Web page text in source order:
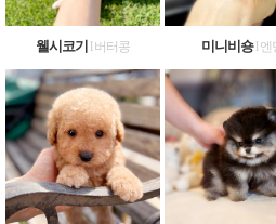
웰시코기 l 버터콩 미니비숑l 엔